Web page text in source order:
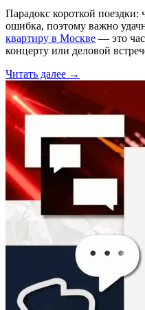
Парадокс короткой
ошибка, поэтому важно
квартиру в Москве — это
концерту или деловой
Читать далее →